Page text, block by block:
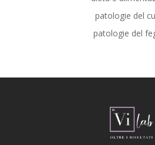
patologie del
patologie del